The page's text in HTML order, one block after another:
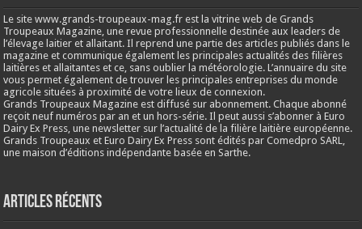
Le site www.grands-troupeaux-mag.fr est la vitrine web de Grands
Troupeaux Magazine, une revue professionnelle destinée aux leaders de
l’élevage laitier et allaitant. Il reprend une partie des articles publiés dans le
magazine et communique également les principales actualités des filières
laitières et allaitantes et ce, sans oublier la météorologie. L’annuaire du site
vous permet également de trouver les principales entreprises du monde
agricole situées à proximité de votre lieux de connexion.
Grands Troupeaux Magazine est diffusé sur abonnement. Chaque abonné
reçoit neuf numéros par an et un hors-série. Il peut aussi s’abonner à Euro
Dairy Ex Press, une newsletter sur l’actualité de la filière laitière européenne.
Grands Troupeaux et Euro Dairy Ex Press sont édités par Comedpro SARL,
une maison d’éditions indépendante basée en Sarthe.
Articles récents